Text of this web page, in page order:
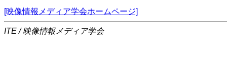
[映像情報メディア学会ホームページ]
ITE / 映像情報メディア学会